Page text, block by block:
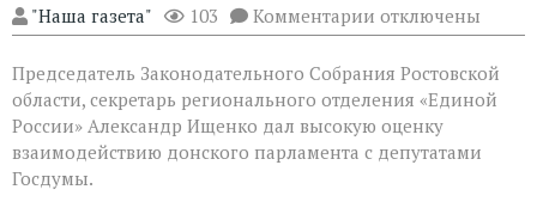
"Наша газета" 103 Комментарии к
записи
Государственной
Думе
состоялось
заключительное
отключены
Председатель Законодательного Собрания Ростовской
области, секретарь регионального отделения «Единой
России» Александр Ищенко дал высокую оценку
взаимодействию донского парламента с депутатами
Госдумы.